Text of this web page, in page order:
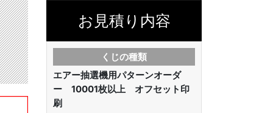
お見積り内容
くじの種類
エアー抽選機用パターンオーダ
ー 10001枚以上 オフセット印
刷